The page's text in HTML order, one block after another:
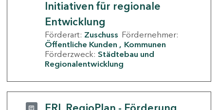
Initiativen für regionale
Entwicklung
Förderart: Zuschuss Fördernehmer:
Öffentliche Kunden
Kommunen
Förderzweck: Städtebau und
Regionalentwicklung